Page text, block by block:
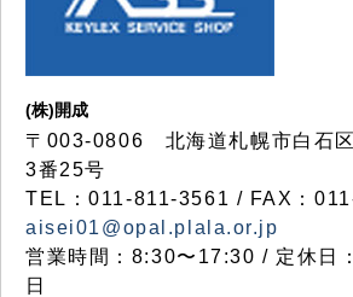
(株)開成
〒003-0806 北海道札幌市白石区
3番25号
TEL：011-811-3561 / FAX：
aisei01@opal.plala.or.jp
営業時間：8:30〜17:30 / 定休日
日